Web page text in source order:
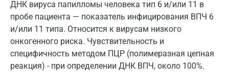
ДНК вируса папилломы человека тип 6 и/или 11 в
пробе пациента — показатель инфицирования ВПЧ 6
и/или 11 типа. Относится к вирусам низкого
онкогенного риска. Чувствительность и
специфичность методом ПЦР (полимеразная цепная
реакция) - при определении ДНК ВПЧ, около 100%.